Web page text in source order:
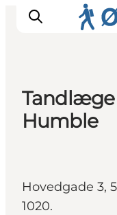
Inspiration
Tandlæge
Humble
Hovedgade 3,
1020.